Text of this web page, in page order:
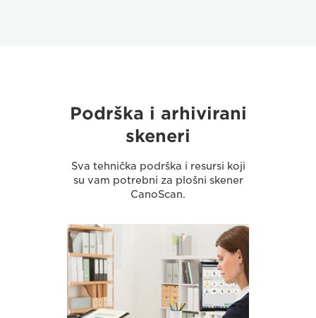
Podrška i arhivirani
skeneri
Sva tehnička podrška i resursi koji
su vam potrebni za plošni skener
CanoScan.